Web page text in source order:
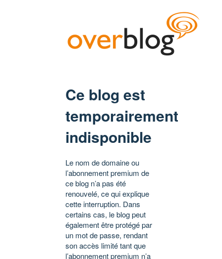
Ce blog est
temporairement
indisponible
Le nom de domaine ou
l’abonnement premium de
ce blog n’a pas été
renouvelé, ce qui explique
cette interruption. Dans
certains cas, le blog peut
également être protégé par
un mot de passe, rendant
son accès limité tant que
l’abonnement premium n’a